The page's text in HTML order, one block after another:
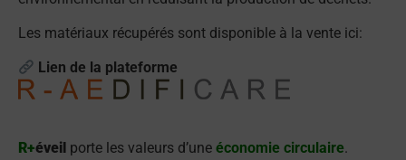
Les matériaux récupérés sont disponible à la vente ici:
Lien de la plateforme
R+éveil porte les valeurs d’une économie circulaire.